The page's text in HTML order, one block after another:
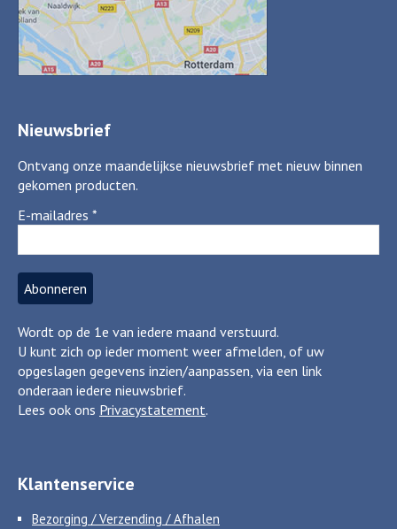
Nieuwsbrief
Ontvang onze maandelijkse nieuwsbrief met nieuw binnen
gekomen producten.
E-mailadres *
Wordt op de 1e van iedere maand verstuurd.
U kunt zich op ieder moment weer afmelden, of uw
opgeslagen gegevens inzien/aanpassen, via een link
onderaan iedere nieuwsbrief.
Lees ook ons Privacystatement.
Klantenservice
Bezorging / Verzending / Afhalen